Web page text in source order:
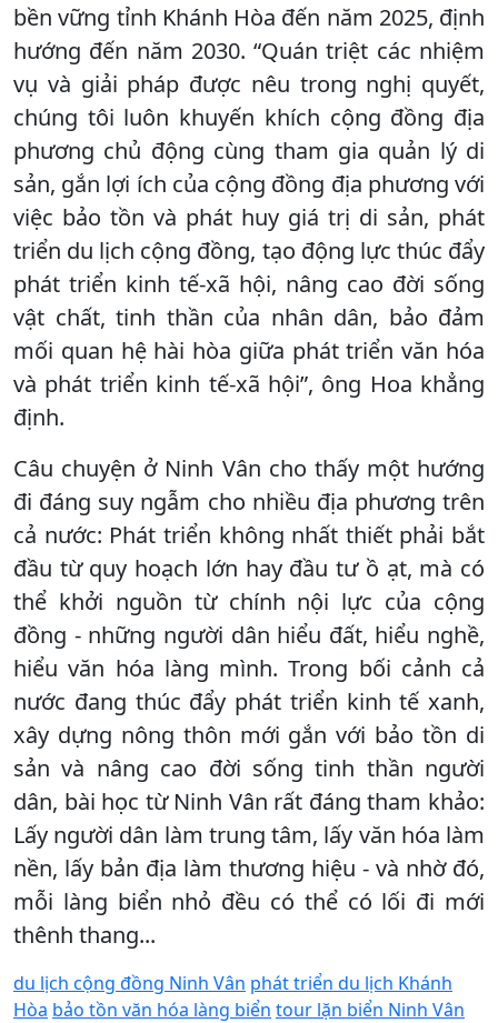
bền vững tỉnh Khánh Hòa đến năm 2025, định
hướng đến năm 2030. “Quán triệt các nhiệm
vụ và giải pháp được nêu trong nghị quyết,
chúng tôi luôn khuyến khích cộng đồng địa
phương chủ động cùng tham gia quản lý di
sản, gắn lợi ích của cộng đồng địa phương với
việc bảo tồn và phát huy giá trị di sản, phát
triển du lịch cộng đồng, tạo động lực thúc đẩy
phát triển kinh tế-xã hội, nâng cao đời sống
vật chất, tinh thần của nhân dân, bảo đảm
mối quan hệ hài hòa giữa phát triển văn hóa
và phát triển kinh tế-xã hội”, ông Hoa khẳng
định.
Câu chuyện ở Ninh Vân cho thấy một hướng
đi đáng suy ngẫm cho nhiều địa phương trên
cả nước: Phát triển không nhất thiết phải bắt
đầu từ quy hoạch lớn hay đầu tư ồ ạt, mà có
thể khởi nguồn từ chính nội lực của cộng
đồng - những người dân hiểu đất, hiểu nghề,
hiểu văn hóa làng mình. Trong bối cảnh cả
nước đang thúc đẩy phát triển kinh tế xanh,
xây dựng nông thôn mới gắn với bảo tồn di
sản và nâng cao đời sống tinh thần người
dân, bài học từ Ninh Vân rất đáng tham khảo:
Lấy người dân làm trung tâm, lấy văn hóa làm
nền, lấy bản địa làm thương hiệu - và nhờ đó,
mỗi làng biển nhỏ đều có thể có lối đi mới
thênh thang...
du lịch cộng đồng Ninh Vân phát triển du lịch Khánh
Hòa bảo tồn văn hóa làng biển tour lặn biển Ninh Vân